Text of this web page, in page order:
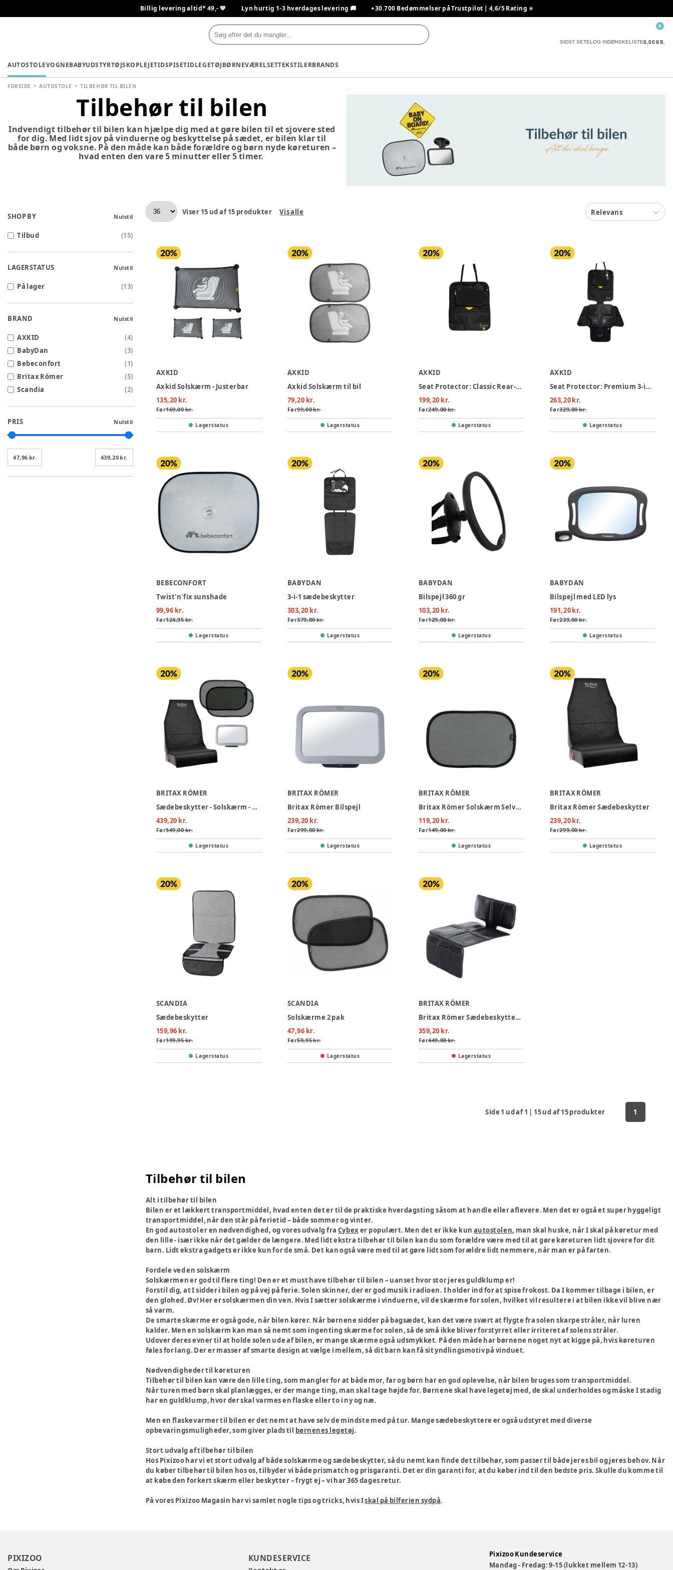
Billig levering altid* 49,- 💙 Lyn hurtig 1-3 hverdages levering 🚚 +30.700 Bedømmelser på Trustpilot | 4,6/5 Rating ⭐️
SIDST SETELOG INDØNSKELISTE0,00 KR.
0
AUTOSTOLEVOGNEBABYUDSTYRTØJSKOPLEJETIDSPISETIDLEGETØJBØRNEVÆRELSETTEKSTILERBRANDS
FORSIDE AUTOSTOLE TILBEHØR TIL BILEN
Tilbehør til bilen
Indvendigt tilbehør til bilen kan hjælpe dig med at gøre bilen til et sjovere sted
for dig. Med lidt sjov på vinduerne og beskyttelse på sædet, er bilen klar til
både børn og voksne. På den måde kan både forældre og børn nyde køreturen –
hvad enten den vare 5 minutter eller 5 timer.
SHOP BY Nulstil
Tilbud (15)
LAGERSTATUS Nulstil
På lager (13)
BRAND Nulstil
AXKID (4)
BabyDan
(3)
Bebeconfort
(1)
Britax Römer
(5)
Scandia
(2)
PRIS Nulstil
47,96 kr. 439,20 kr.
Viser 15 ud af 15 produkter Vis alle Relevans
AXKID
Axkid Solskærm - Justerbar
135,20 kr.
Før169,00 kr.
Lagerstatus
AXKID
Axkid Solskærm til bil
79,20 kr.
Før99,00 kr.
Lagerstatus
AXKID
Seat Protector: Classic Rear-facing
199,20 kr.
Før249,00 kr.
Lagerstatus
AXKID
Seat Protector: Premium 3-in-1 Rear-facing
263,20 kr.
Før329,00 kr.
Lagerstatus
BEBECONFORT
Twist'n'fix sunshade
99,96 kr.
Før124,95 kr.
Lagerstatus
BABYDAN
3-i-1 sædebeskytter
303,20 kr.
Før379,00 kr.
Lagerstatus
BABYDAN
Bilspejl 360 gr
103,20 kr.
Før129,00 kr.
Lagerstatus
BABYDAN
Bilspejl med LED lys
191,20 kr.
Før239,00 kr.
Lagerstatus
BRITAX RÖMER
Sædebeskytter - Solskærm - Babyspejl pakke
439,20 kr.
Før549,00 kr.
Lagerstatus
BRITAX RÖMER
Britax Römer Bilspejl
239,20 kr.
Før299,00 kr.
Lagerstatus
BRITAX RÖMER
Britax Römer Solskærm Selvklæbende 2-pak
119,20 kr.
Før149,00 kr.
Lagerstatus
BRITAX RÖMER
Britax Römer Sædebeskytter
239,20 kr.
Før299,00 kr.
Lagerstatus
SCANDIA
Sædebeskytter
159,96 kr.
Før199,95 kr.
Lagerstatus
SCANDIA
Solskærme 2 pak
47,96 kr.
Før59,95 kr.
Lagerstatus
BRITAX RÖMER
Britax Römer Sædebeskytter i Læder
359,20 kr.
Før449,00 kr.
Lagerstatus
Side 1 ud af1 | 15ud af15produkter 1
Tilbehør til bilen
Alt i tilbehør til bilen
Bilen er et lækkert transportmiddel, hvad enten det er til de praktiske hverdagsting såsom at handle eller aflevere. Men det er også et super hyggeligt
transportmiddel, når den står på ferietid – både sommer og vinter.
En god autostol er en nødvendighed, og vores udvalg fra Cybexer populært. Men det er ikke kun autostolen, man skal huske, når I skal på køretur med
den lille - især ikke når det gælder de længere. Med lidt ekstra tilbehør til bilen kan du som forældre være med til at gøre køreturen lidt sjovere for dit
barn. Lidt ekstra gadgets er ikke kun for de små. Det kan også være med til at gøre lidt som forældre lidt nemmere, når man er på farten.
Fordele ved en solskærm
Solskærmen er god til flere ting! Den er et must have tilbehør til bilen – uanset hvor stor jeres guldklump er!
Forstil dig, at I sidder i bilen og på vej på ferie. Solen skinner, der er god musik i radioen. I holder ind for at spise frokost. Da I kommer tilbage i bilen, er
den glohed. Øv! Her er solskærmen din ven. Hvis I sætter solskærme i vinduerne, vil de skærme for solen, hvilket vil resultere i at bilen ikke vil blive nær
så varm.
De smarte skærme er også gode, når bilen kører. Når børnene sidder på bagsædet, kan det være svært at flygte fra solen skarpe stråler, når luren
kalder. Men en solskærm kan man så nemt som ingenting skærme for solen, så de små ikke bliver forstyrret eller irriteret af solens stråler.
Udover deres evner til at holde solen ude af bilen, er mange skærme også udsmykket. På den måde har børnene noget nyt at kigge på, hvis køreturen
føles for lang. Der er masser af smarte design at vælge i mellem, så dit barn kan få sit yndlingsmotiv på vinduet.
Nødvendigheder til køreturen
Tilbehør til bilen kan være den lille ting, som mangler for at både mor, far og børn har en god oplevelse, når bilen bruges som transportmiddel.
Når turen med børn skal planlægges, er der mange ting, man skal tage højde for. Børnene skal have legetøj med, de skal underholdes og måske I stadig
har en guldklump, hvor der skal varmes en flaske eller to i ny og næ.
Men en flaskevarmer til bilen er det nemt at have selv de mindste med på tur. Mange sædebeskyttere er også udstyret med diverse
opbevaringsmuligheder, som giver plads til børnenes legetøj.
Stort udvalg af tilbehør til bilen
Hos Pixizoo har vi et stort udvalg af både solskærme og sædebeskytter, så du nemt kan finde det tilbehør, som passer til både jeres bil og jeres behov. Når
du køber tilbehør til bilen hos os, tilbyder vi både prismatch og prisgaranti. Det er din garanti for, at du køber ind til den bedste pris. Skulle du komme til
at købe den forkert skærm eller beskytter – frygt ej – vi har 365 dages retur.
På vores Pixizoo Magasin har vi samlet nogle tips og tricks, hvis Iskal på bilferien sydpå.
PIXIZOO KUNDESERVICE
Pixizoo Kundeservice
Mandag - Fredag: 9-15 (lukket mellem 12-13)